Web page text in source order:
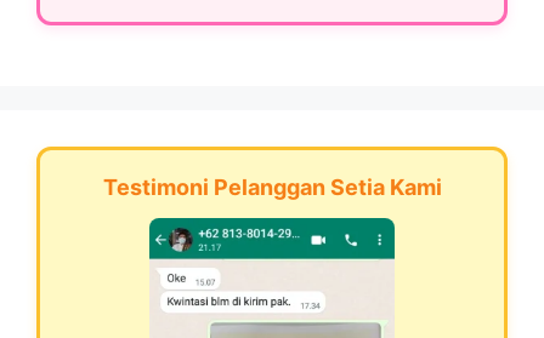
Testimoni Pelanggan Setia Kami